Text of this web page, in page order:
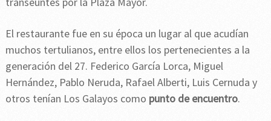
El restaurante fue en su época un lugar al que acudían
muchos tertulianos, entre ellos los pertenecientes a la
generación del 27. Federico García Lorca, Miguel
Hernández, Pablo Neruda, Rafael Alberti, Luis Cernuda y
otros tenían Los Galayos como punto de encuentro.